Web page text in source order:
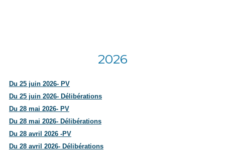
2026
Du 25 juin 2026- PV
Du 25 juin 2026- Délibérations
Du 28 mai 2026- PV
Du 28 mai 2026- Délibérations
Du 28 avril 2026 -PV
Du 28 avril 2026- Délibérations